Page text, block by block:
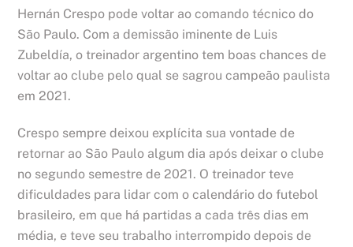
Hernán Crespo pode voltar ao comando técnico do
São Paulo. Com a demissão iminente de Luis
Zubeldía, o treinador argentino tem boas chances de
voltar ao clube pelo qual se sagrou campeão paulista
em 2021.
Crespo sempre deixou explícita sua vontade de
retornar ao São Paulo algum dia após deixar o clube
no segundo semestre de 2021. O treinador teve
dificuldades para lidar com o calendário do futebol
brasileiro, em que há partidas a cada três dias em
média, e teve seu trabalho interrompido depois de